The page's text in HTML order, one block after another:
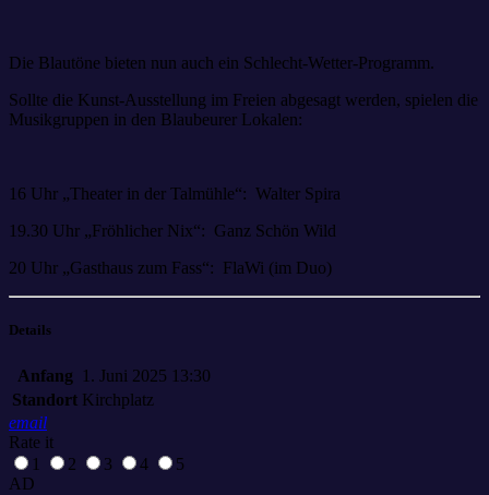
Die Blautöne bieten nun auch ein Schlecht-Wetter-Programm.
Sollte die Kunst-Ausstellung im Freien abgesagt werden, spielen die
Musikgruppen in den Blaubeurer Lokalen:
16 Uhr „Theater in der Talmühle“: Walter Spira
19.30 Uhr „Fröhlicher Nix“: Ganz Schön Wild
20 Uhr „Gasthaus zum Fass“: FlaWi (im Duo)
Details
Anfang
1. Juni 2025 13:30
Standort Kirchplatz
email
Rate it
1
2 3 4
5
AD